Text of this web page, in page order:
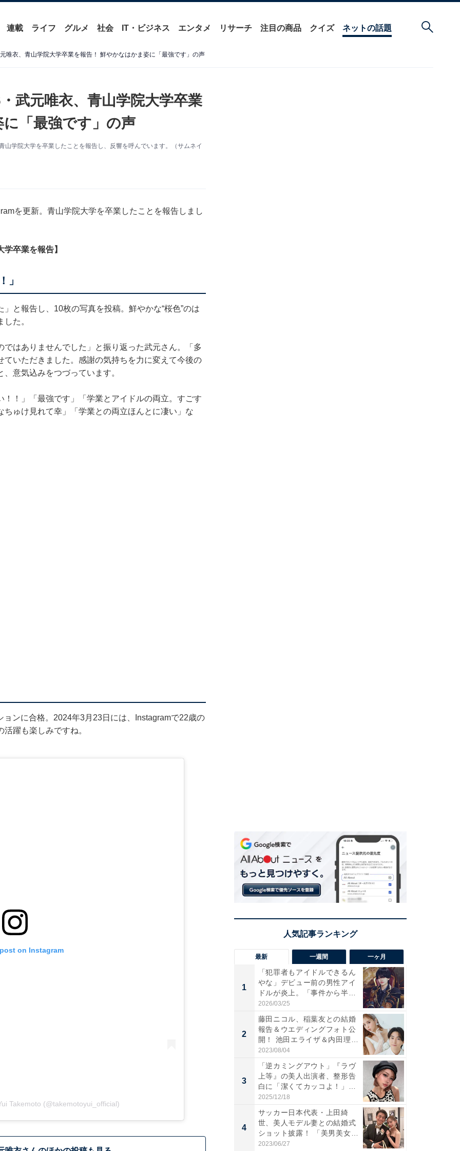
連載 ライフ グルメ 社会 IT・ビジネス エンタメ リサーチ 注目の商品 クイズ ネットの話題
唯衣、青山学院大学卒業を報告！ 鮮やかなはかま姿に「最強です」の声
武元唯衣、青山学院大学卒業
「最強です」の声
学院大学を卒業したことを報告し、反響を呼んでいます。（サムネイ
を更新。青山学院大学を卒業したことを報告しまし
卒業を報告】
」
と報告し、10枚の写真を投稿。鮮やかな“桜色”のは
た。
ではありませんでした」と振り返った武元さん。「多
いただきました。感謝の気持ちを力に変えて今後の
意気込みをつづっています。
！」「最強です」「学業とアイドルの両立。すごす
ゅけ見れて幸」「学業との両立ほんとに凄い」な
ンに合格。2024年3月23日には、Instagramで22歳の
躍も楽しみですね。
on Instagram
Takemoto (@takemotoyui_official)
最新 一週間 一ヶ月
1
「犯罪者もアイドルできるん
やな」デビュー前の男性アイ
ドルが炎上。「事件から半年
も...
2026/03/25
2
藤田ニコル、稲葉友との結婚
報告＆ウエディングフォト公
開！ 池田エライザ＆内田理
央...
2023/08/04
3
「逆カミングアウト」『ラヴ
上等』の美人出演者、整形告
白に「潔くてカッコよ！」
「好...
2025/12/18
4
サッカー日本代表・上田綺
世、美人モデル妻との結婚式
ショット披露！ 「美男美女」
「...
2023/06/27